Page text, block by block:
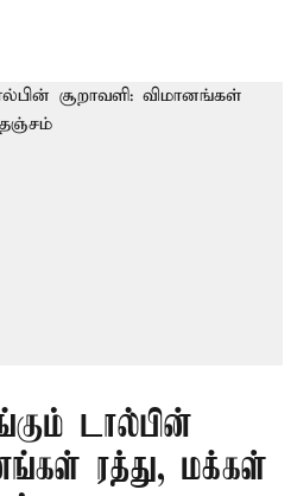
டால்பின்
ரத்து, மக்கள்